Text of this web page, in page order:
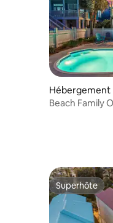
Hébergement
ch
Beach Family
Superhôte
Superhôte